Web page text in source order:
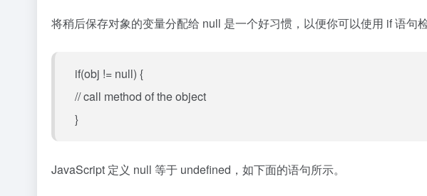
将稍后保存对象的变量分配给 null 是一个好习惯，以便你可以使用 if 语句
if(obj != null) {
// call method of the object
}
JavaScript 定义 null 等于 undefined，如下面的语句所示。